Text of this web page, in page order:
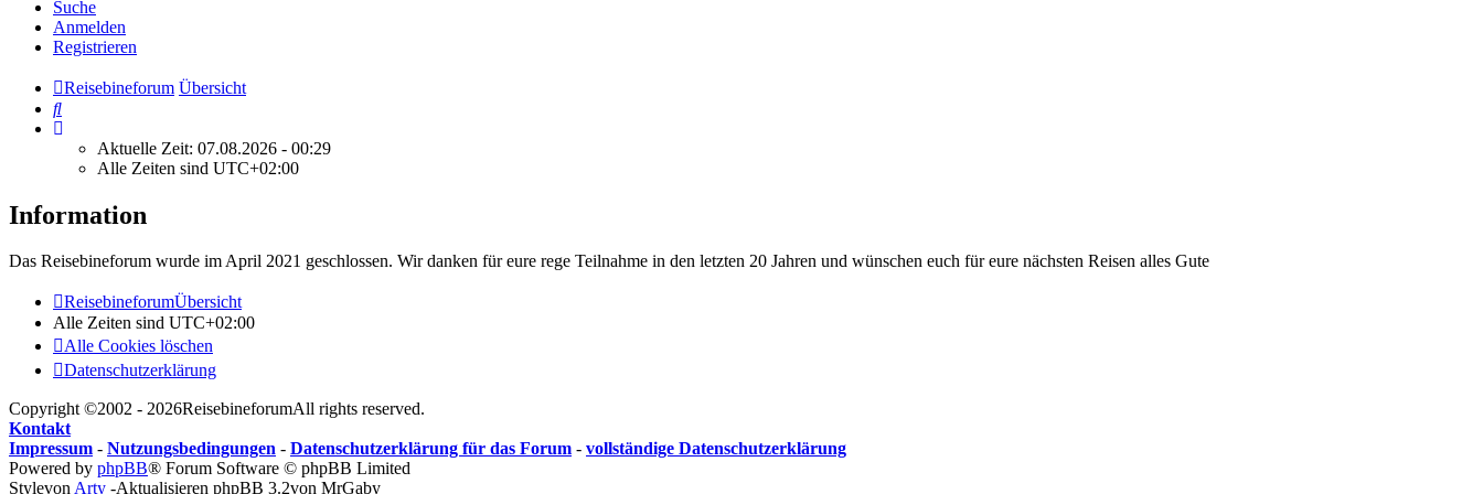
Suche
Anmelden
Registrieren
Reisebineforum Übersicht
Suche
Aktuelle Zeit: 07.08.2026 - 00:29
Alle Zeiten sind UTC+02:00
Information
Das Reisebineforum wurde im April 2021 geschlossen. Wir danken für eure rege Teilnahme in den letzten 20 Jahren und wünschen euch für eure nächsten Reisen alles Gute
ReisebineforumÜbersicht
Alle Zeiten sind UTC+02:00
Alle Cookies löschen
Datenschutzerklärung
Copyright ©2002 - 2026ReisebineforumAll rights reserved.
Kontakt
Impressum - Nutzungsbedingungen - Datenschutzerklärung für das Forum - vollständige Datenschutzerklärung
Powered by phpBB® Forum Software © phpBB Limited
StylevonArty -Aktualisieren phpBB 3.2von MrGaby